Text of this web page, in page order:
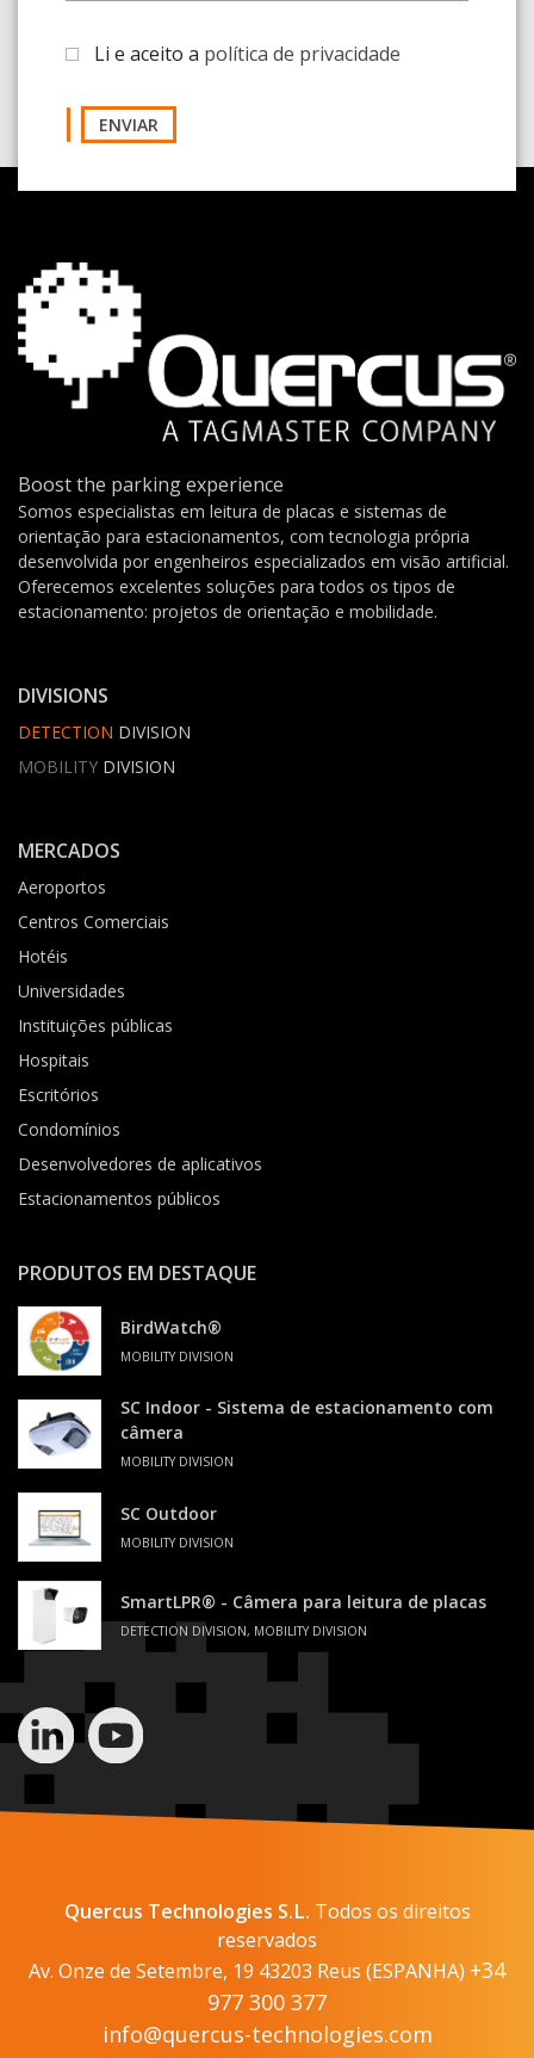
Li e aceito a política de privacidade
ENVIAR
Boost the parking experience
Somos especialistas em leitura de placas e sistemas de
orientação para estacionamentos, com tecnologia própria
desenvolvida por engenheiros especializados em visão artificial.
Oferecemos excelentes soluções para todos os tipos de
estacionamento: projetos de orientação e mobilidade.
DIVISIONS
DETECTION DIVISION
MOBILITY DIVISION
MERCADOS
Aeroportos
Centros Comerciais
Hotéis
Universidades
Instituições públicas
Hospitais
Escritórios
Condomínios
Desenvolvedores de aplicativos
Estacionamentos públicos
PRODUTOS EM DESTAQUE
BirdWatch®
MOBILITY DIVISION
SC Indoor - Sistema de estacionamento com
câmera
MOBILITY DIVISION
SC Outdoor
MOBILITY DIVISION
SmartLPR® - Câmera para leitura de placas
DETECTION DIVISION, MOBILITY DIVISION
Quercus Technologies S.L. Todos os direitos
reservados
Av. Onze de Setembre, 19 43203 Reus (ESPANHA) +34
977 300 377
info@quercus-technologies.com